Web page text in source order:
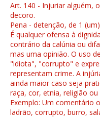
Art. 140 - Injuriar alguém,
decoro.
Pena - detenção, de 1
É qualquer ofensa à
contrário da calúnia ou
mas uma opinião. O uso
"idiota", "corrupto" e
representam crime. A
ainda maior caso seja
raça, cor, etnia, religião ou
Exemplo: Um comentário
ladrão, corrupto, burro,